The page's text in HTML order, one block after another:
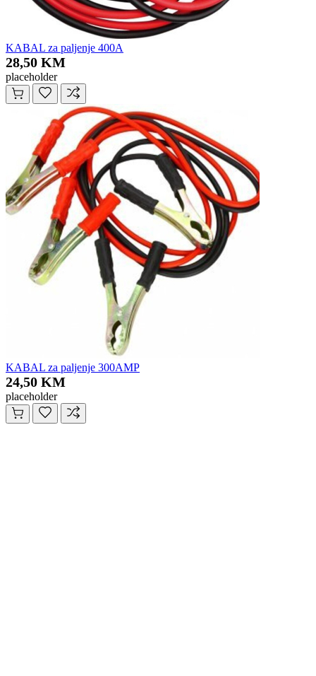
KABAL za paljenje 400A
28,50 KM
placeholder
KABAL za paljenje 300AMP
24,50 KM
placeholder